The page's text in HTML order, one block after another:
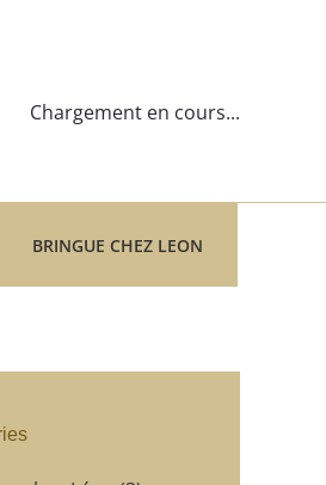
Chargement en cours...
BRINGUE CHEZ LEON